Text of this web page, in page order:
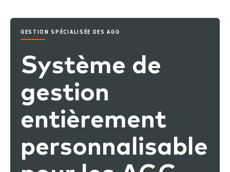
GESTION SPÉCIALISÉE DES AGG
Système de
gestion
entièrement
personnalisable